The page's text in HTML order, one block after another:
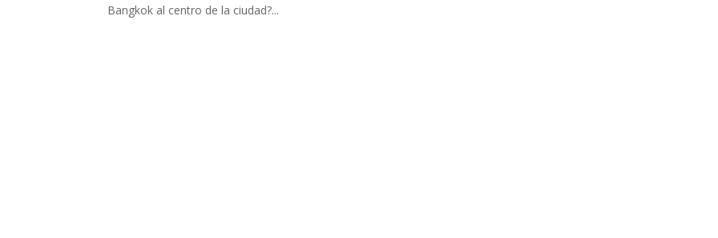
Bangkok al centro de la ciudad?...